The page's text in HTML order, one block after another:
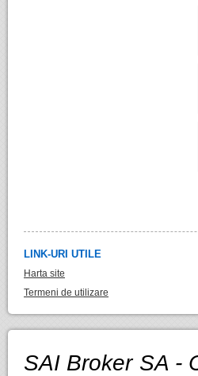
LINK-URI UTILE
Harta site
Termeni de utilizare
SAI Broker SA -